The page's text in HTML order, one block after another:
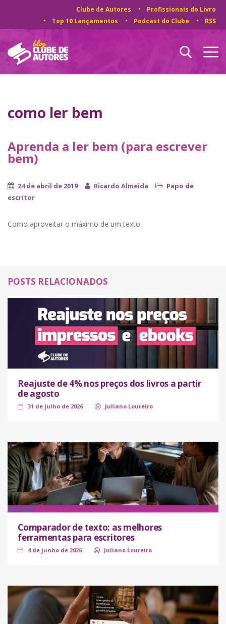
Clube de Autores
Profissionais do Livro
Top 10 Lançamentos
Podcast do Clube RSS
como ler bem
Aprenda a ler bem (para escrever
bem)
24 de abril de 2019 Ricardo Almeida
Papo de
escritor
Como aproveitar o máximo de um texto
POSTS RELACIONADOS
Reajuste de 4% nos preços dos livros a partir
de agosto
31 de julho de 2026 Juliano Loureiro
Comparador de texto: as melhores
ferramentas para escritores
4 de junho de 2026 Juliano Loureiro